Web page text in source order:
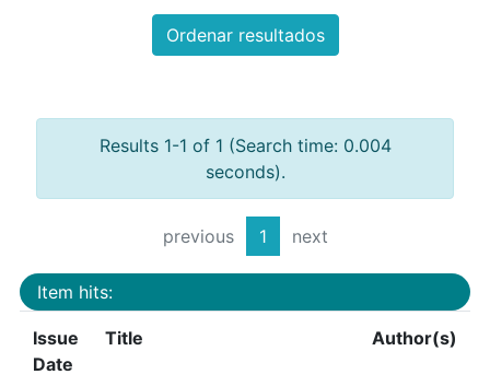
Ordenar resultados
Results 1-1 of 1 (Search time: 0.004
seconds).
previous 1 next
Item hits:
Issue
Date
Title Author(s)